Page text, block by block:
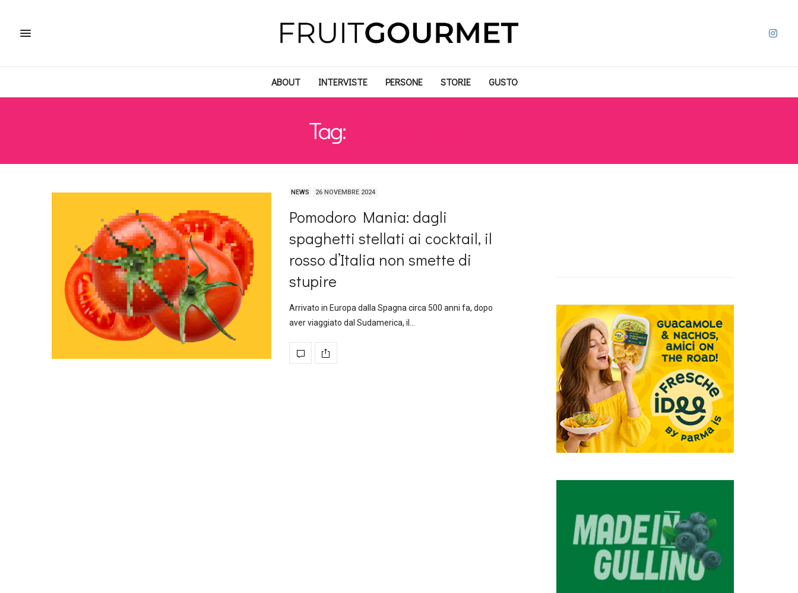
ABOUT INTERVISTE PERSONE STORIE GUSTO
Tag:
NEWS 26 NOVEMBRE 2024
Pomodoro Mania: dagli
spaghetti stellati ai cocktail, il
rosso d’Italia non smette di
stupire
Arrivato in Europa dalla Spagna circa 500 anni fa, dopo
aver viaggiato dal Sudamerica, il…